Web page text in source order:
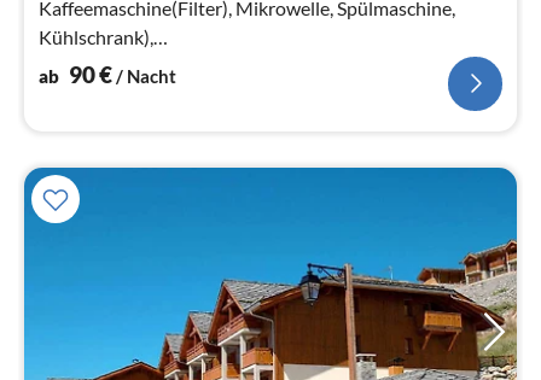
Kaffeemaschine(Filter), Mikrowelle, Spülmaschine,
Kühlschrank),
Wohn-/Schlafzimmer(Doppelschlafcouch)
ab 90€/ Nacht